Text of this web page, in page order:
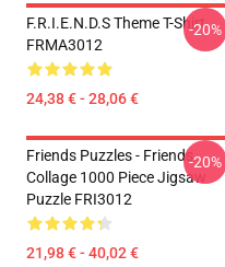
F.R.I.E.N.D.S Theme T-Shirt
FRMA3012
24,38 € - 28,06 €
-20%
Friends Puzzles - Friends
Collage 1000 Piece Jigsaw
Puzzle FRI3012
21,98 € - 40,02 €
-20%